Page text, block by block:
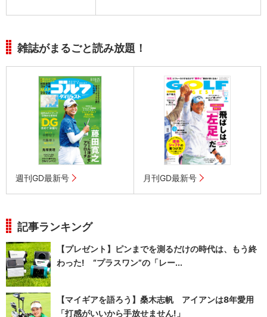
雑誌がまるごと読み放題！
週刊GD最新号 月刊GD最新号
記事ランキング
【プレゼント】ピンまでを測るだけの時代は、もう終
わった! “プラスワン”の「レー...
【マイギアを語ろう】桑木志帆 アイアンは8年愛用
「打感がいいから手放せません!」